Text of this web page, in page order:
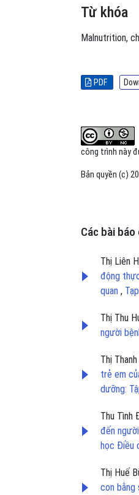
Từ khóa
Malnutrition,
PDF
công trình này
Bản quyền (c)
Các bài
Thị Liên
động
quan ,
Thị Thu
người
Thị
trẻ em
dưỡng:
Thu Tình
đến
học Điều
Thị Huế
con bằng